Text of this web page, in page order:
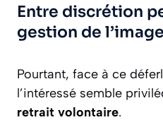
Entre discrétion
gestion de
Pourtant, face à ce
l’intéressé semble
retrait volontaire.